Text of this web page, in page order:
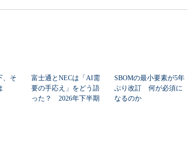
、そ
富士通とNECは「AI需
要の手応え」をどう語
った？ 2026年下半期
SBOMの最小要素が5年
ぶり改訂 何が必須に
なるのか